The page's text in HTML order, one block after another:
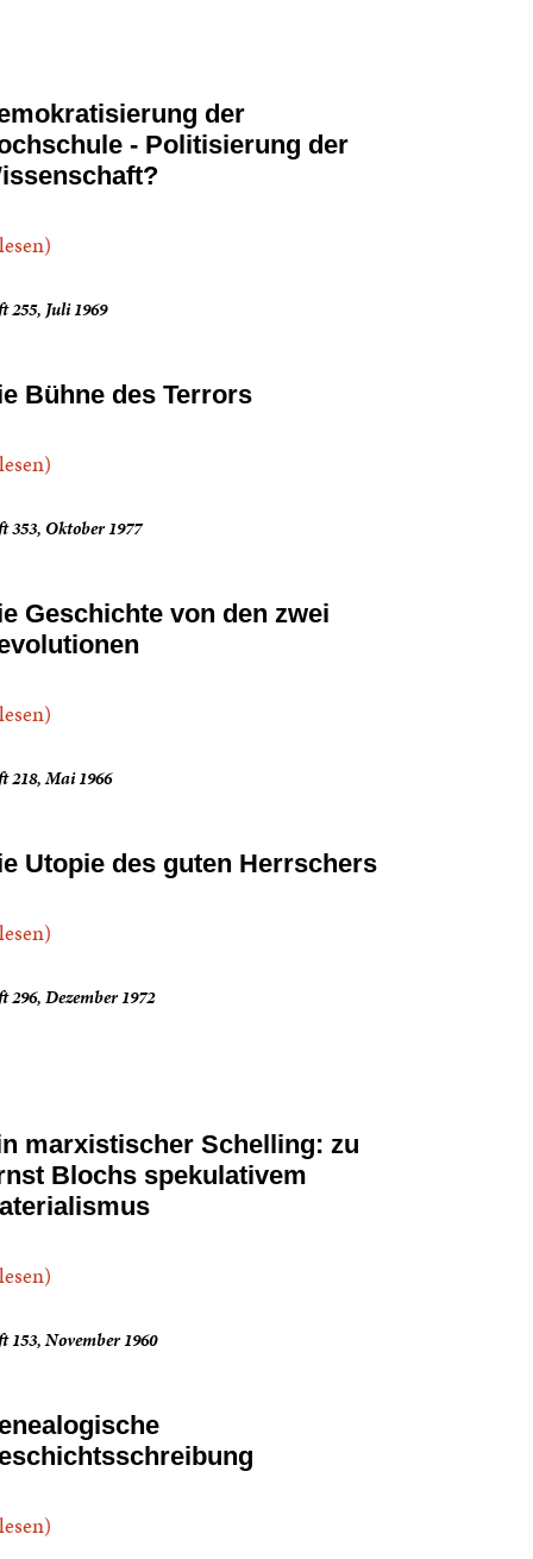
der
- Politisierung der
255, Juli 1969
Bühne des Terrors
353, Oktober 1977
Geschichte von den zwei
218, Mai 1966
Utopie des guten Herrschers
296, Dezember 1972
marxistischer Schelling: zu
Blochs spekulativem
153, November 1960